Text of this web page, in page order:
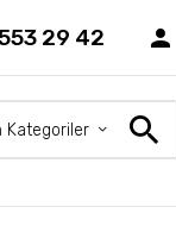
29 42
Kategoriler